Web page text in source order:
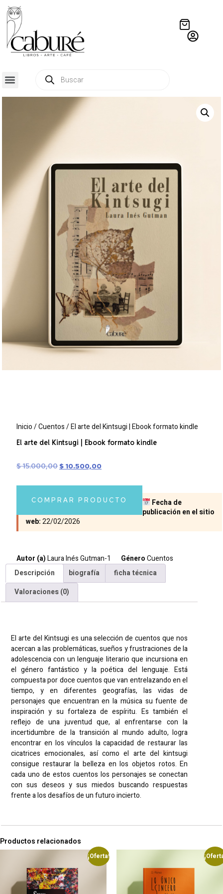
Inicio/Cuentos/ El arte del Kintsugi | Ebook formato kindle
El arte del Kintsugi | Ebook formato kindle
$15.000,00 $ 10.500,00
COMPRAR PRODUCTO
Fecha de
publicación en el sitio
web:22/02/2026
Autor (a)Laura Inés Gutman-1 GéneroCuentos
Descripción
biografía
ficha técnica
Valoraciones (0)
El arte del Kintsugi es una selección de cuentos que nos
acercan a las problemáticas, sueños y frustraciones de la
adolescencia con un lenguaje literario que incursiona en
el género fantástico y la poética del lenguaje. Está
compuesta por doce cuentos que van entrelazando en el
tiempo, y en diferentes geografías, las vidas de
personajes que encuentran en la música su fuente de
inspiración y su fortaleza de espíritu. Es también el
reflejo de una juventud que, al enfrentarse con la
incertidumbre de la transición al mundo adulto, logra
encontrar en los vínculos la capacidad de restaurar las
cicatrices emocionales, así como el arte del kintsugi
consigue restaurar la belleza en los objetos rotos. En
cada uno de estos cuentos los personajes se conectan
con sus deseos y sus miedos buscando respuestas
frente a los desafíos de un futuro incierto.
Productos relacionados
¡Oferta!